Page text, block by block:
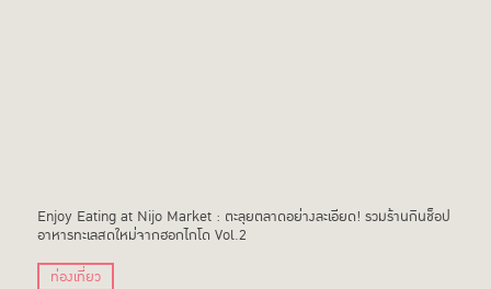
Enjoy Eating at Nijo Market : ตะลุยตลาดอย่างละเอียด! รวมร้านกินช็อป
อาหารทะเลสดใหม่จากฮอกไกโด Vol.2
ท่องเที่ยว